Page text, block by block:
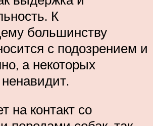
К
большинству
с подозрением и
а некоторых
на контакт со